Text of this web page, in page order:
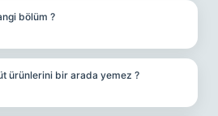
bölüm ?
ürünlerini bir arada yemez ?